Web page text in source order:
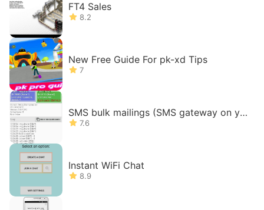
FT4 Sales
8.2
New Free Guide For pk-xd Tips
7
SMS bulk mailings (SMS gateway on yo
ur phone)
7.6
Instant WiFi Chat
8.9